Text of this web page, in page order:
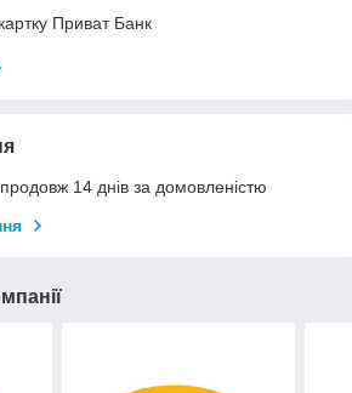
Приват Банк
14 днів за домовленістю